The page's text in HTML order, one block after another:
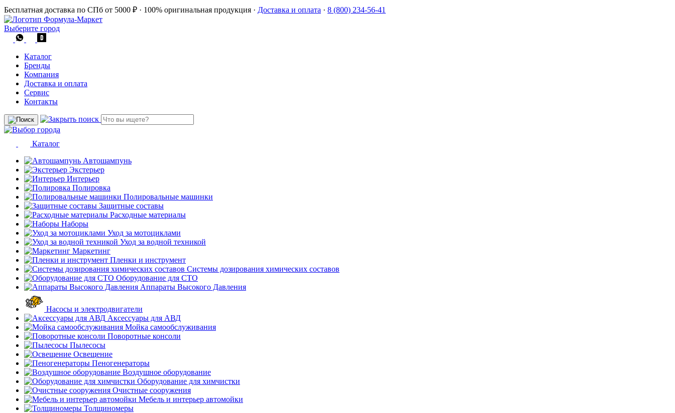
Бесплатная доставка по СПб от 5000 ₽ · 100% оригинальная продукция · Доставка и оплата · 8 (800) 234-56-41
Выберите город
Каталог
Бренды
Компания
Доставка и оплата
Сервис
Контакты
Каталог
Автошампунь
Экстерьер
Интерьер
Полировка
Полировальные машинки
Защитные составы
Расходные материалы
Наборы
Уход за мотоциклами
Уход за водной техникой
Маркетинг
Пленки и инструмент
Системы дозирования химических составов
Оборудование для СТО
Аппараты Высокого Давления
Насосы и электродвигатели
Аксессуары для АВД
Мойка самообслуживания
Поворотные консоли
Пылесосы
Освещение
Пеногенераторы
Воздушное оборудование
Оборудование для химчистки
Очистные сооружения
Мебель и интерьер автомойки
Толщиномеры